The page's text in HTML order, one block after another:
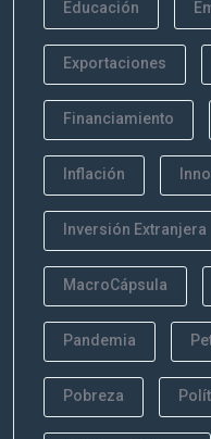
Educación
Exportaciones
Financiamiento
Inflación
Inversión Extranjera
MacroCápsula
Pandemia
Pobreza